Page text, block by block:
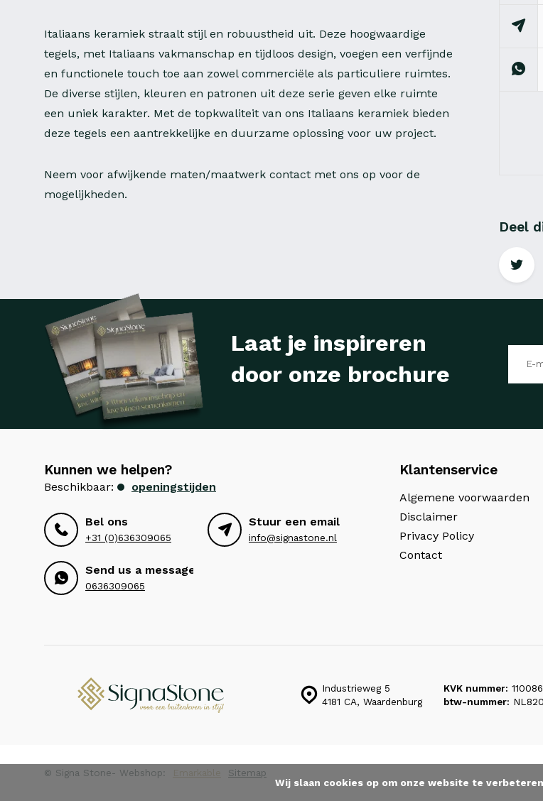
Italiaans keramiek straalt stijl en robuustheid uit. Deze hoogwaardige
tegels, met Italiaans vakmanschap en tijdloos design, voegen een verfijnde
en functionele touch toe aan zowel commerciële als particuliere ruimtes.
De diverse stijlen, kleuren en patronen uit deze serie geven elke ruimte
een uniek karakter. Met de topkwaliteit van ons Italiaans keramiek bieden
deze tegels een aantrekkelijke en duurzame oplossing voor uw project.
Neem voor afwijkende maten/maatwerk contact met ons op voor de
mogelijkheden.
Deel
Laat je inspireren
door onze brochure
Kunnen we helpen?
Beschikbaar: openingstijden
Bel ons
+31 (0)636309065
Stuur een email
info@signastone.nl
Send us a message
0636309065
Klantenservice
Algemene voorwaarden
Disclaimer
Privacy Policy
Contact
Industrieweg 5
4181 CA, Waardenburg
KVK nummer:
btw-nummer:
© Signa Stone- Webshop:
Sitemap
Wij slaan cookies op om onze website te